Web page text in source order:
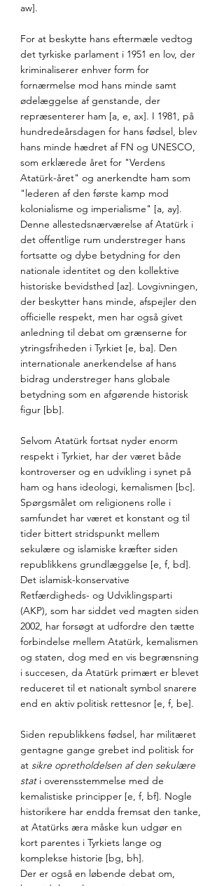
aw].
For at beskytte hans eftermæle vedtog
det tyrkiske parlament i 1951 en lov, der
kriminaliserer enhver form for
fornærmelse mod hans minde samt
ødelæggelse af genstande, der
repræsenterer ham [a, e, ax]. I 1981, på
hundredeårsdagen for hans fødsel, blev
hans minde hædret af FN og UNESCO,
som erklærede året for "Verdens
Atatürk-året" og anerkendte ham som
"lederen af den første kamp mod
kolonialisme og imperialisme" [a, ay].
Denne allestedsnærværelse af Atatürk i
det offentlige rum understreger hans
fortsatte og dybe betydning for den
nationale identitet og den kollektive
historiske bevidsthed [az]. Lovgivningen,
der beskytter hans minde, afspejler den
officielle respekt, men har også givet
anledning til debat om grænserne for
ytringsfriheden i Tyrkiet [e, ba]. Den
internationale anerkendelse af hans
bidrag understreger hans globale
betydning som en afgørende historisk
figur [bb].
Selvom Atatürk fortsat nyder enorm
respekt i Tyrkiet, har der været både
kontroverser og en udvikling i synet på
ham og hans ideologi, kemalismen [bc].
Spørgsmålet om religionens rolle i
samfundet har været et konstant og til
tider bittert stridspunkt mellem
sekulære og islamiske kræfter siden
republikkens grundlæggelse [e, f, bd].
Det islamisk-konservative
Retfærdigheds- og Udviklingsparti
(AKP), som har siddet ved magten siden
2002, har forsøgt at udfordre den tætte
forbindelse mellem Atatürk, kemalismen
og staten, dog med en vis begrænsning
i succesen, da Atatürk primært er blevet
reduceret til et nationalt symbol snarere
end en aktiv politisk rettesnor [e, f, be].
Siden republikkens fødsel, har militæret
gentagne gange grebet ind politisk for
at sikre opretholdelsen af den sekulære
stat i overensstemmelse med de
kemalistiske principper [e, f, bf]. Nogle
historikere har endda fremsat den tanke,
at Atatürks æra måske kun udgør en
kort parentes i Tyrkiets lange og
komplekse historie [bg, bh].
Der er også en løbende debat om,